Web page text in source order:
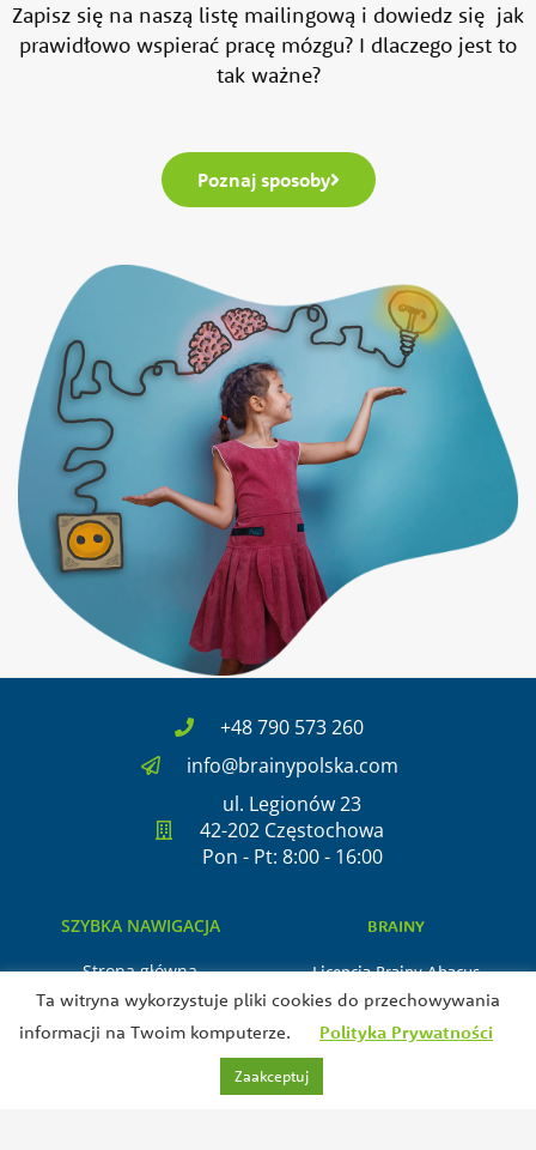
Zapisz się na naszą listę mailingową i dowiedz się jak
prawidłowo wspierać pracę mózgu? I dlaczego jest to
tak ważne?
Poznaj sposoby
+48 790 573 260
info@brainypolska.com
ul. Legionów 23
42-202 Częstochowa
Pon - Pt: 8:00 - 16:00
SZYBKA NAWIGACJA
Strona główna
O nas
Kontakt
BRAINY
Licencja Brainy Abacus
BEZPIECZEŃSTWO
Ta witryna wykorzystuje pliki cookies do przechowywania
informacji na Twoim komputerze.
Polityka Prywatności
Zaakceptuj